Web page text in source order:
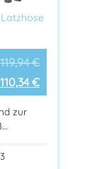
119,94€
110,34€
zur